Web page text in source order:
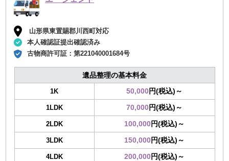
山形県東置賜郡川西町対応
本人確認証提出確認済み
古物商許可証：第221040001684号
遺品整理の基本料金
1K 50,000円(税込)～
1LDK 70,000円(税込)～
2LDK 100,000円(税込)～
3LDK 150,000円(税込)～
4LDK 200,000円(税込)～